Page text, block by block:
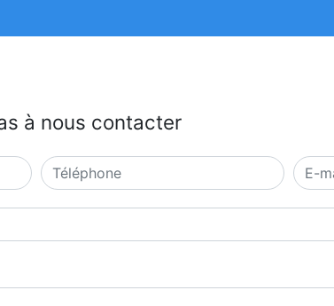
à nous contacter